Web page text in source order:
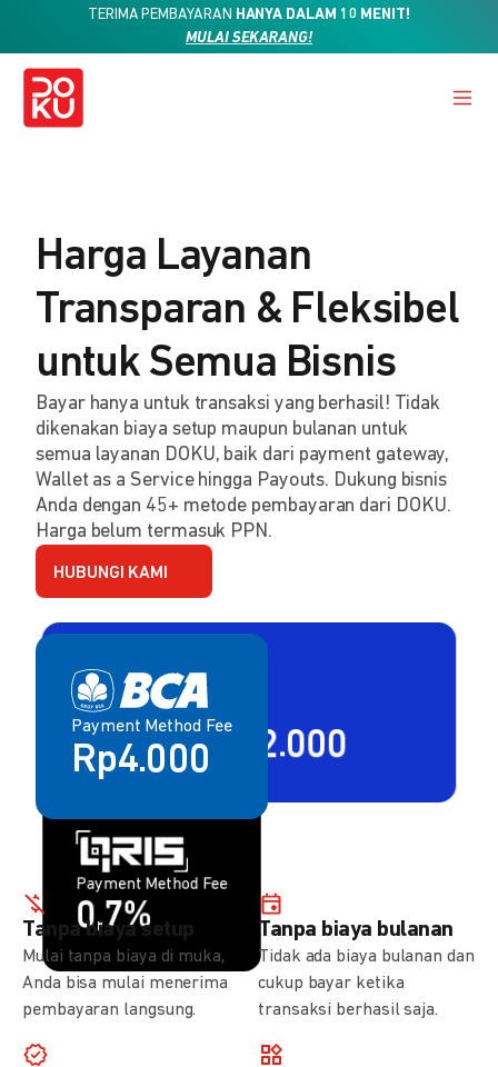
TERIMA PEMBAYARAN HANYA DALAM 10 MENIT!
MULAI SEKARANG!
Harga Layanan
Transparan & Fleksibel
untuk Semua Bisnis
Bayar hanya untuk transaksi yang berhasil! Tidak
dikenakan biaya setup maupun bulanan untuk
semua layanan DOKU, baik dari payment gateway,
Wallet as a Service hingga Payouts. Dukung bisnis
Anda dengan 45+ metode pembayaran dari DOKU.
Harga belum termasuk PPN.
HUBUNGI KAMI
Payment Method Fee
Rp4.000
Payment Method Fee
2,80% + Rp2.000
Payment Method Fee
0,7%
Payment Method Fee
1,5%
Tanpa biaya setup
Mulai tanpa biaya di muka,
Anda bisa mulai menerima
pembayaran langsung.
Tanpa biaya bulanan
Tidak ada biaya bulanan dan
cukup bayar ketika
transaksi berhasil saja.